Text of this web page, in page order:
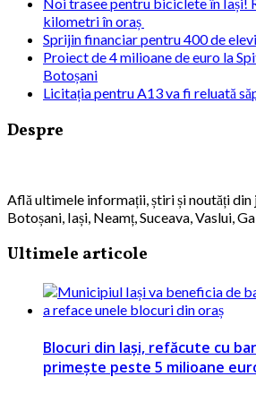
kilometri în oraș
Sprijin financiar pentru 400 de
Proiect de 4 milioane de euro la
Botoșani
Licitația pentru A13 va fi reluată
Despre
Află ultimele informații, știri și noutăți din
Botoșani, Iași, Neamț, Suceava, Vaslui,
Ultimele articole
Blocuri din Iași, refăcute cu
primește peste 5 milioane